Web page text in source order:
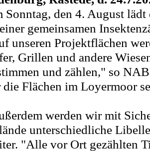
Sonntag, den 4. August
gemeinsamen
unseren Projektflächen
Grillen und andere
und zählen," so
die Flächen im Loyermoor
werden wir mit
unterschiedliche
"Alle vor Ort gezählten